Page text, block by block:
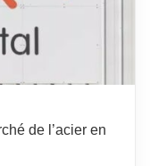
de l’acier en